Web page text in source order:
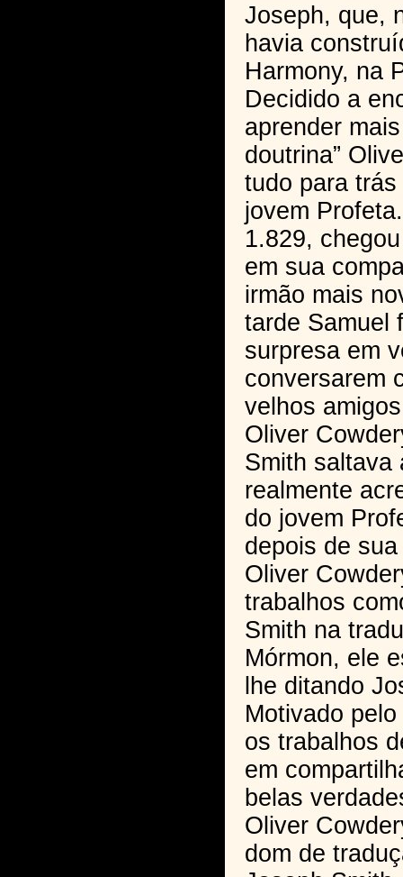
Joseph, que,
havia
Harmony, na
Decidido a
aprender
doutrina”
tudo para
jovem
1.829,
em sua
irmão mais
tarde Samuel
surpresa em
conversarem
velhos
Oliver
Smith saltava
realmente
do jovem
depois de
Oliver
trabalhos
Smith na
Mórmon, ele
lhe ditando
Motivado
os trabalhos
em
belas
Oliver
dom de